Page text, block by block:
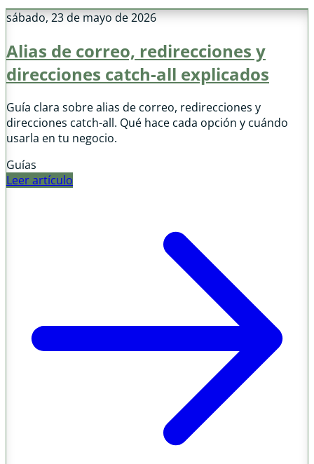
sábado, 23 de mayo de 2026
Alias de correo, redirecciones y
direcciones catch-all explicados
Guía clara sobre alias de correo, redirecciones y
direcciones catch-all. Qué hace cada opción y cuándo
usarla en tu negocio.
Guías
Leer artículo